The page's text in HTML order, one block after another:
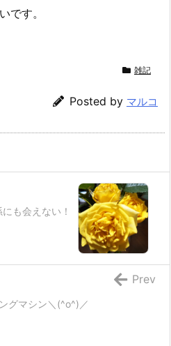
です。
雑記
Posted by マルコ
にも会えない！
グマシン＼(^o^)／
Prev